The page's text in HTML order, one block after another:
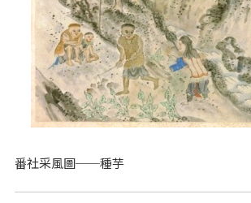
番社采風圖──種芋